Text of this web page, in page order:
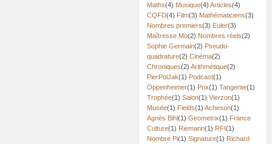
Maths(4) Musique(4) Articles(4)
CQFD(4) Film(3) Mathématiciens(3)
Nombres premiers(3) Euler(3)
Maîtresse Mo(2) Nombres réels(2)
Sophie Germain(2) Pseudo-
quadrature(2) Cinéma(2)
Chroniques(2) Arithmétique(2)
PierPolJak(1) Podcast(1)
Oppenheimer(1) Prix(1) Tangente(1)
Trophée(1) Salon(1) Vierzon(1)
Musée(1) Fields(1) Acheson(1)
Agnès Bihl(1) Geometrix(1) France
Culture(1) Riemann(1) RFI(1)
Nombre Pi(1) Signature(1) Richard